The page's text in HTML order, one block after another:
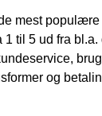
mest
1 til 5 ud fra
og